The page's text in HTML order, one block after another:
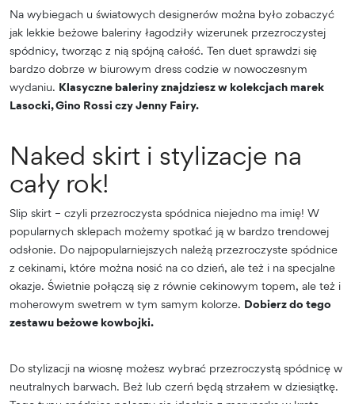
Na wybiegach u światowych designerów można było zobaczyć
jak lekkie beżowe baleriny łagodziły wizerunek przezroczystej
spódnicy, tworząc z nią spójną całość. Ten duet sprawdzi się
bardzo dobrze w biurowym dress codzie w nowoczesnym
wydaniu. Klasyczne baleriny znajdziesz w kolekcjach marek
Lasocki, Gino Rossi czy Jenny Fairy.
Naked skirt i stylizacje na
cały rok!
Slip skirt – czyli przezroczysta spódnica niejedno ma imię! W
popularnych sklepach możemy spotkać ją w bardzo trendowej
odsłonie. Do najpopularniejszych należą przezroczyste spódnice
z cekinami, które można nosić na co dzień, ale też i na specjalne
okazje. Świetnie połączą się z równie cekinowym topem, ale też i
moherowym swetrem w tym samym kolorze. Dobierz do tego
zestawu beżowe kowbojki.
Do stylizacji na wiosnę możesz wybrać przezroczystą spódnicę w
neutralnych barwach. Beż lub czerń będą strzałem w dziesiątkę.